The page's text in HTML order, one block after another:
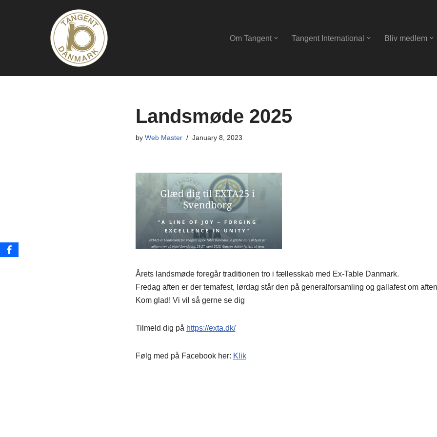
Om Tangent Tangent International Bliv medlem
Landsmøde 2025
by Web Master January 8, 2023
Årets landsmøde foregår traditionen tro i fællesskab med Ex-Table Danmark.
Fredag aften er der temafest, lørdag står den på generalforsamling og gallafest om
Kom glad! Vi vil så gerne se dig
Tilmeld dig på https://exta.dk/
Følg med på Facebook her: Klik